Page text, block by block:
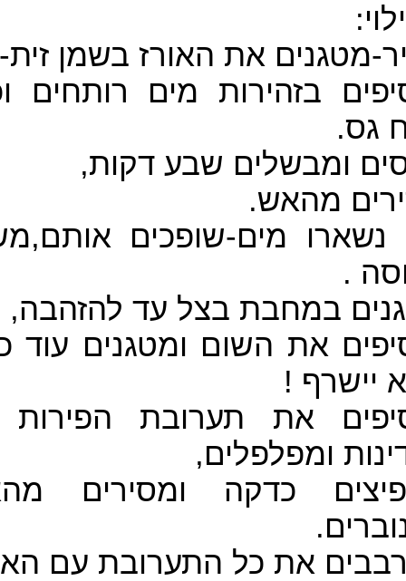
מטגנים את האורז בשמן
בזהירות מים
גס.
ומבשלים שבע דקות,
מהאש.
מים-שופכים
.
במחבת בצל עד להזהבה,
את השום ומטגנים עוד
יישרף !
את תערובת הפירות
ומפלפלים,
כדקה ומסירים
את כל התערובת עם